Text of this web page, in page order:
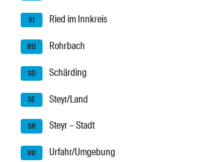
RI Ried im Innkreis
RO Rohrbach
SD Schärding
SE Steyr/Land
SR Steyr – Stadt
UU Urfahr/Umgebung